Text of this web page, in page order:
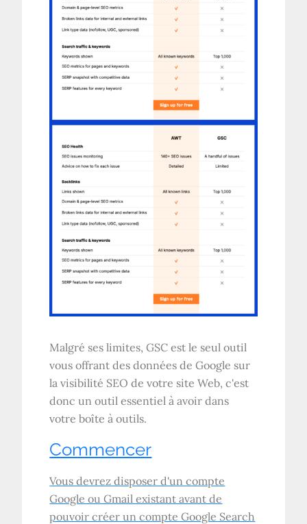
Malgré ses limites, GSC est le seul outil
vous offrant des données de Google sur
la visibilité SEO de votre site Web, c'est
donc un outil essentiel à avoir dans
votre boîte à outils.
Commencer
Vous devrez disposer d'un compte
Google ou Gmail existant avant de
pouvoir créer un compte Google Search